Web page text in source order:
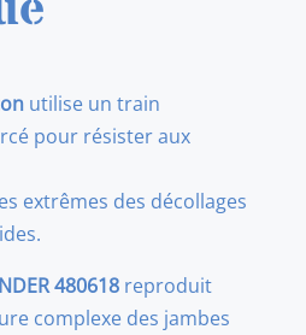
utilise un train
pour résister aux
extrêmes des décollages
480618reproduit
complexe des jambes